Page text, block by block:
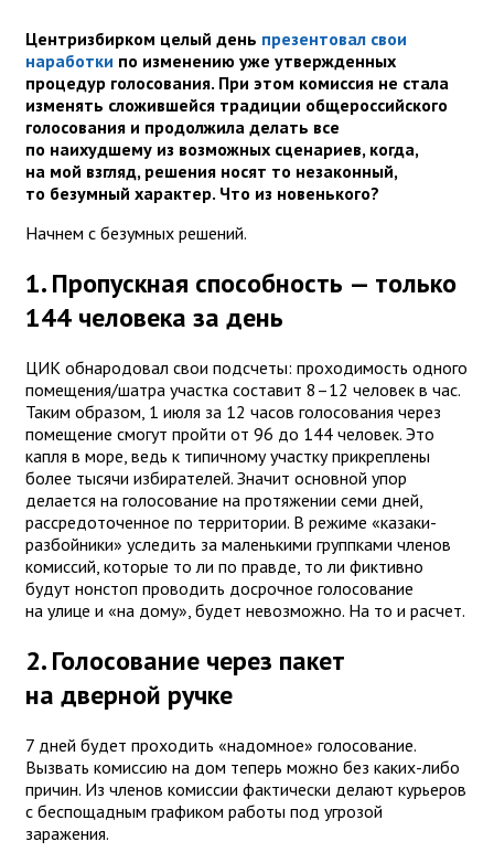
Центризбирком целый день презентовал свои
наработки по изменению уже утвержденных
процедур голосования. При этом комиссия не стала
изменять сложившейся традиции общероссийского
голосования и продолжила делать все
по наихудшему из возможных сценариев, когда,
на мой взгляд, решения носят то незаконный,
то безумный характер. Что из новенького?
Начнем с безумных решений.
1. Пропускная способность — только
144 человека за день
ЦИК обнародовал свои подсчеты: проходимость одного
помещения/шатра участка составит 8–12 человек в час.
Таким образом, 1 июля за 12 часов голосования через
помещение смогут пройти от 96 до 144 человек. Это
капля в море, ведь к типичному участку прикреплены
более тысячи избирателей. Значит основной упор
делается на голосование на протяжении семи дней,
рассредоточенное по территории. В режиме «казаки-
разбойники» уследить за маленькими группками членов
комиссий, которые то ли по правде, то ли фиктивно
будут нонстоп проводить досрочное голосование
на улице и «на дому», будет невозможно. На то и расчет.
2. Голосование через пакет
на дверной ручке
7 дней будет проходить «надомное» голосование.
Вызвать комиссию на дом теперь можно без каких-либо
причин. Из членов комиссии фактически делают курьеров
с беспощадным графиком работы под угрозой
заражения.